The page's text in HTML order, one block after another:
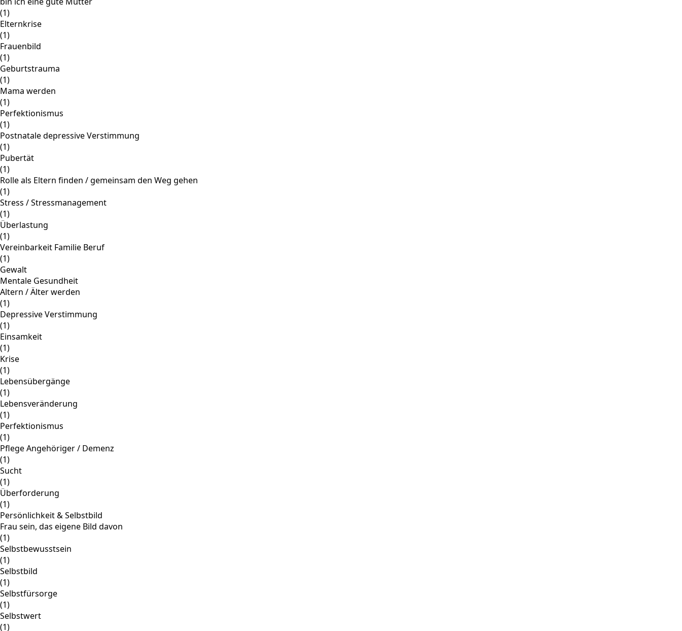
(1)
Elternkrise
(1)
Frauenbild
(1)
Geburtstrauma
(1)
Mama werden
(1)
Perfektionismus
(1)
Postnatale depressive Verstimmung
(1)
Pubertät
(1)
Rolle als Eltern finden / gemeinsam den Weg gehen
(1)
Stress / Stressmanagement
(1)
Überlastung
(1)
Vereinbarkeit Familie Beruf
(1)
Gewalt
Mentale Gesundheit
Altern / Älter werden
(1)
Depressive Verstimmung
(1)
Einsamkeit
(1)
Krise
(1)
Lebensübergänge
(1)
Lebensveränderung
(1)
Perfektionismus
(1)
Pflege Angehöriger / Demenz
(1)
Sucht
(1)
Überforderung
(1)
Persönlichkeit & Selbstbild
Frau sein, das eigene Bild davon
(1)
Selbstbewusstsein
(1)
Selbstbild
(1)
Selbstfürsorge
(1)
Selbstwert
(1)